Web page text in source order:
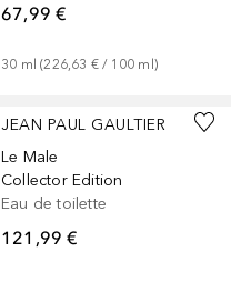
67,99 €
30 ml (226,63 € / 100 ml )
JEAN PAUL GAULTIER
Le Male
Collector Edition
Eau de toilette
121,99 €